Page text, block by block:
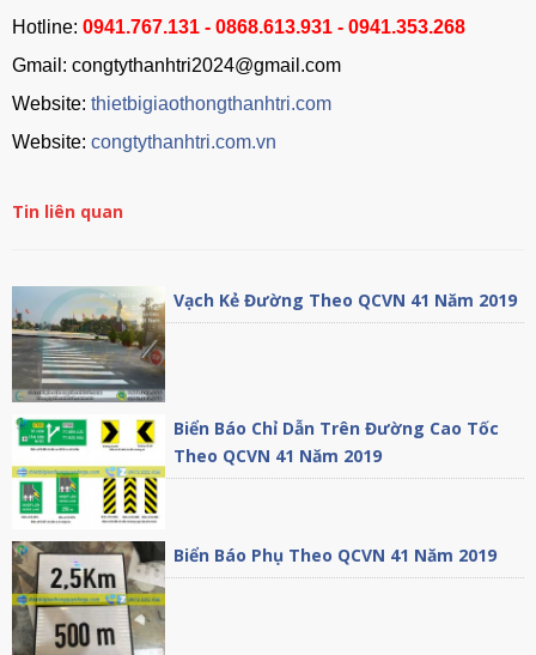
Hotline: 0941.767.131 - 0868.613.931 - 0941.353.268
Gmail: congtythanhtri2024@gmail.com
Website: thietbigiaothongthanhtri.com
Website: congtythanhtri.com.vn
Tin liên quan
Vạch Kẻ Đường Theo QCVN 41 Năm 2019
Biển Báo Chỉ Dẫn Trên Đường Cao Tốc
Theo QCVN 41 Năm 2019
Biển Báo Phụ Theo QCVN 41 Năm 2019